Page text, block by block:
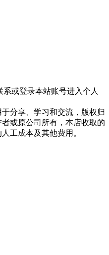
或登录本站账号进入个人
分享、学习和交流，版权归
或原公司所有，本店收取的
工成本及其他费用。